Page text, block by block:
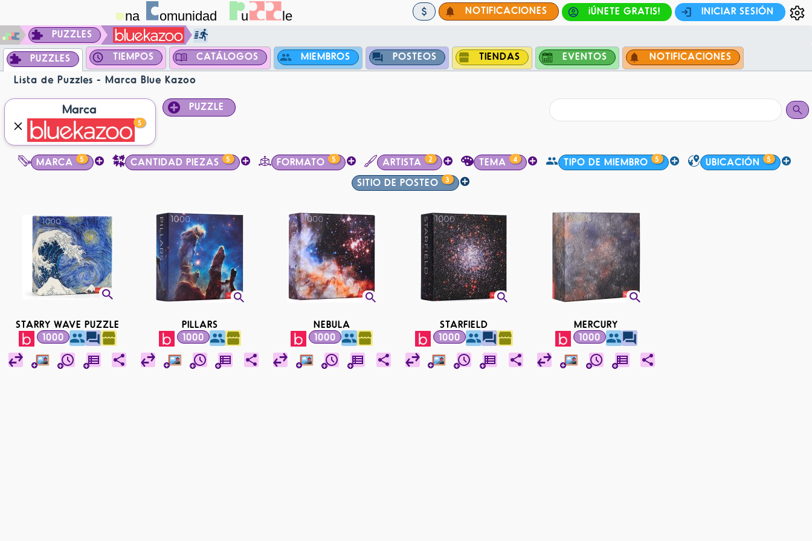
NOTIFICACIONES ¡ÚNETE GRATIS!
INICIAR SESIÓN
PUZZLES
PUZZLES TIEMPOS CATÁLOGOS MIEMBROS POSTEOS TIENDAS EVENTOS NOTIFICACIONES
Lista de Puzzles - Marca Blue Kazoo
Marca
5
PUZZLE
MARCA 5 CANTIDAD PIEZAS 5 FORMATO 5 ARTISTA 2 TEMA 4 TIPO DE MIEMBRO 5 UBICACIÓN 5
SITIO DE POSTEO 3
STARRY WAVE PUZZLE
1000
PILLARS
1000
NEBULA
1000
STARFIELD
1000
MERCURY
1000